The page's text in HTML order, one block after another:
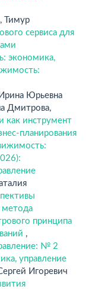
Тимур
сервиса для
экономика,
Юрьевна
Дмитрова,
как инструмент
планирования
метода
принципа
,
№ 2
управление
Игоревич